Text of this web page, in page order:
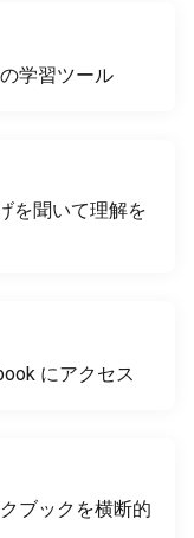
学習ツール
を聞いて理解を
にアクセス
ブックを横断的